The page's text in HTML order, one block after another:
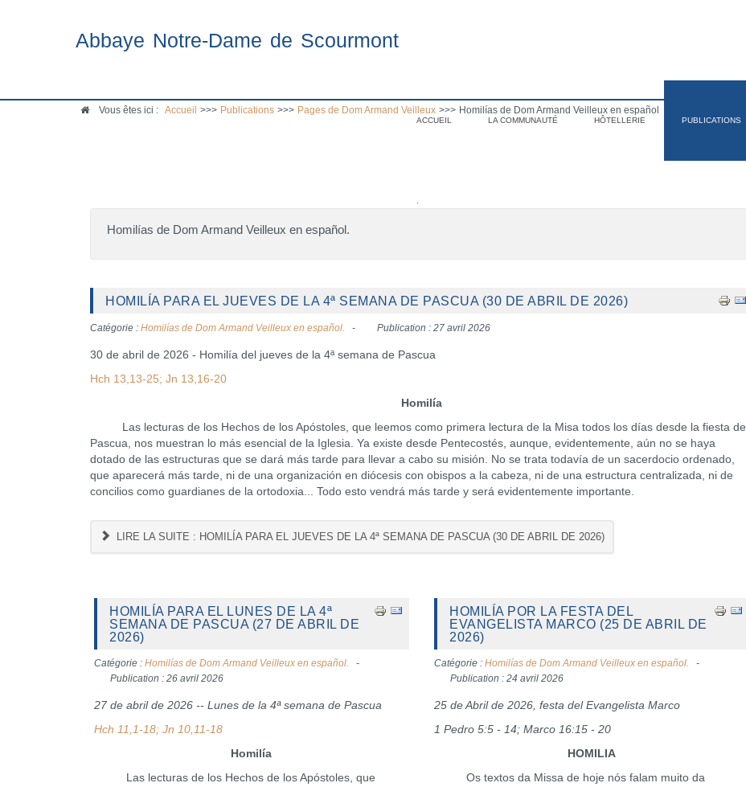
Abbaye Notre-Dame de Scourmont
ACCUEIL LA COMMUNAUTÉ HÔTELLERIE PUBLICATIONS
Vous êtes ici : Accueil >>> Publications >>> Pages de Dom Armand Veilleux >>> Homilías de Dom Armand Veilleux en español
Homilías de Dom Armand Veilleux en español.
HOMILÍA PARA EL JUEVES DE LA 4ª SEMANA DE PASCUA (30 DE ABRIL DE 2026)
Catégorie : Homilías de Dom Armand Veilleux en español. Publication : 27 avril 2026
30 de abril de 2026 - Homilía del jueves de la 4ª semana de Pascua
Hch 13,13-25; Jn 13,16-20
Homilía
Las lecturas de los Hechos de los Apóstoles, que leemos como primera lectura de la Misa todos los días desde la fiesta de
Pascua, nos muestran lo más esencial de la Iglesia. Ya existe desde Pentecostés, aunque, evidentemente, aún no se haya
dotado de las estructuras que se dará más tarde para llevar a cabo su misión. No se trata todavía de un sacerdocio ordenado,
que aparecerá más tarde, ni de una organización en diócesis con obispos a la cabeza, ni de una estructura centralizada, ni de
concilios como guardianes de la ortodoxia... Todo esto vendrá más tarde y será evidentemente importante.
LIRE LA SUITE : HOMILÍA PARA EL JUEVES DE LA 4ª SEMANA DE PASCUA (30 DE ABRIL DE 2026)
HOMILÍA PARA EL LUNES DE LA 4ª
SEMANA DE PASCUA (27 DE ABRIL DE
2026)
Catégorie : Homilías de Dom Armand Veilleux en español.
Publication : 26 avril 2026
27 de abril de 2026 -- Lunes de la 4ª semana de Pascua
Hch 11,1-18; Jn 10,11-18
Homilía
Las lecturas de los Hechos de los Apóstoles, que
HOMILÍA POR LA FESTA DEL
EVANGELISTA MARCO (25 DE ABRIL DE
2026)
Catégorie :Homilías de Dom Armand Veilleux en español.
Publication : 24 avril 2026
25 de Abril de 2026, festa del Evangelista Marco
1 Pedro 5:5 - 14; Marco 16:15 - 20
HOMILIA
Os textos da Missa de hoje nós falam muito da